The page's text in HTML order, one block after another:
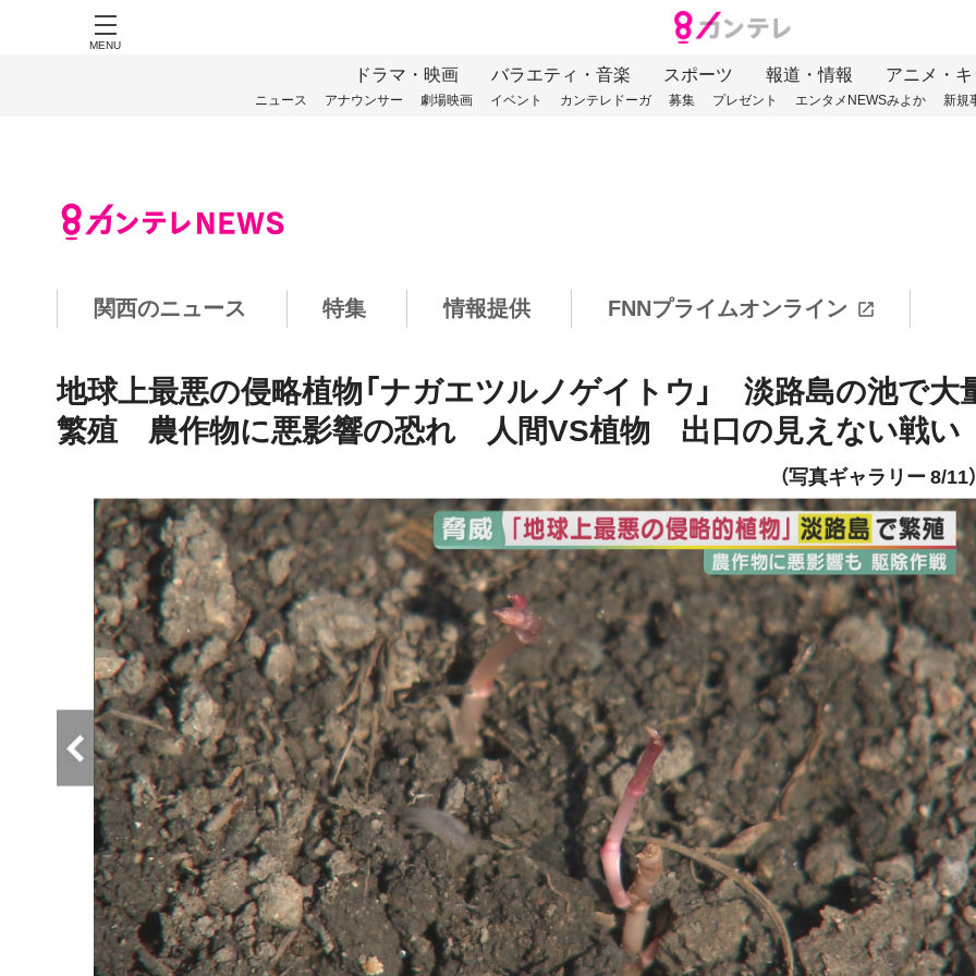
MENU
ドラマ・映画 バラエティ・音楽 スポーツ 報道・情報 アニメ・
ニュース アナウンサー 劇場映画 イベント カンテレドーガ 募集 プレゼント エンタメNEWSみよか 新規
関西のニュース 特集 情報提供 FNNプライムオンライン
地球上最悪の侵略植物「ナガエツルノゲイトウ」 淡路島の池で大
繁殖 農作物に悪影響の恐れ 人間VS植物 出口の見えない戦い
（写真ギャラリー 8/11